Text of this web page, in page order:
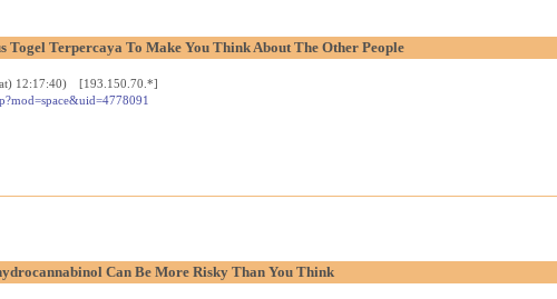
Togel Terpercaya To Make You Think About The Other People
12:17:40) [193.150.70.*]
Can Be More Risky Than You Think